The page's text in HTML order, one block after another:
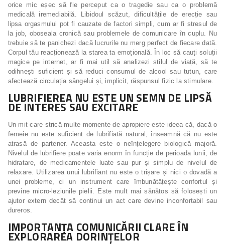
orice mic eșec să fie perceput ca o tragedie sau ca o problemă
medicală iremediabilă. Libidoul scăzut, dificultățile de erecție sau
lipsa orgasmului pot fi cauzate de factori simpli, cum ar fi stresul de
la job, oboseala cronică sau problemele de comunicare în cuplu. Nu
trebuie să te panichezi dacă lucrurile nu merg perfect de fiecare dată.
Corpul tău reacționează la starea ta emoțională. În loc să cauți soluții
magice pe internet, ar fi mai util să analizezi stilul de viață, să te
odihnești suficient și să reduci consumul de alcool sau tutun, care
afectează circulația sângelui și, implicit, răspunsul fizic la stimulare.
LUBRIFIEREA NU ESTE UN SEMN DE LIPSĂ
DE INTERES SAU EXCITARE
Un mit care strică multe momente de apropiere este ideea că, dacă o
femeie nu este suficient de lubrifiată natural, înseamnă că nu este
atrasă de partener. Aceasta este o neînțelegere biologică majoră.
Nivelul de lubrifiere poate varia enorm în funcție de perioada lunii, de
hidratare, de medicamentele luate sau pur și simplu de nivelul de
relaxare. Utilizarea unui lubrifiant nu este o trișare și nici o dovadă a
unei probleme, ci un instrument care îmbunătățește confortul și
previne micro-leziunile pielii. Este mult mai sănătos să folosești un
ajutor extern decât să continui un act care devine inconfortabil sau
dureros.
IMPORTANȚA COMUNICĂRII CLARE ÎN
EXPLORAREA DORINȚELOR